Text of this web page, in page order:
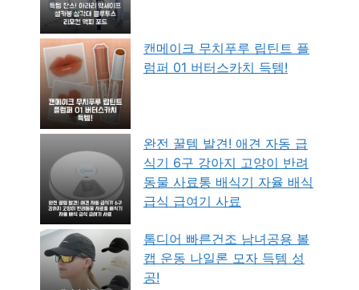
캔메이크 무치푸루 립틴트 플
럼퍼 01 버터스카치 득템!
완전 꿀템 발견! 애견 자동 급
식기 6구 강아지 고양이 반려
동물 사료통 배식기 자율 배식
급식 급여기 사료
톰디어 빠른건조 남녀공용 볼
캡 운동 나일론 모자 득템 성
공!